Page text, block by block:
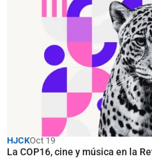
HJCKOct 19
La COP16, cine y música en la